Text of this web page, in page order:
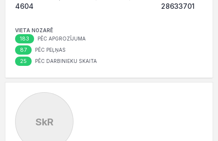
4604
28633701
VIETA NOZARĒ
183 PĒC APGROZĪJUMA
87 PĒC PEĻŅAS
25 PĒC DARBINIEKU SKAITA
SkR